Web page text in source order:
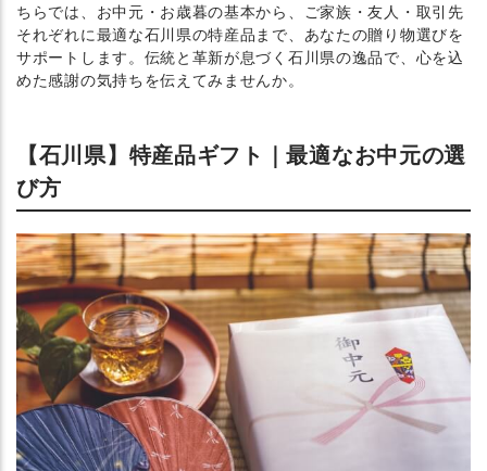
ちらでは、お中元・お歳暮の基本から、ご家族・友人・取引先
それぞれに最適な石川県の特産品まで、あなたの贈り物選びを
サポートします。伝統と革新が息づく石川県の逸品で、心を込
めた感謝の気持ちを伝えてみませんか。
【石川県】特産品ギフト｜最適なお中元の選
び方